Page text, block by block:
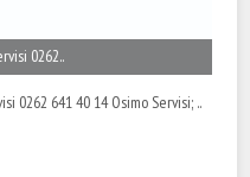
0262..
0262 641 40 14 Osimo Servisi; ..